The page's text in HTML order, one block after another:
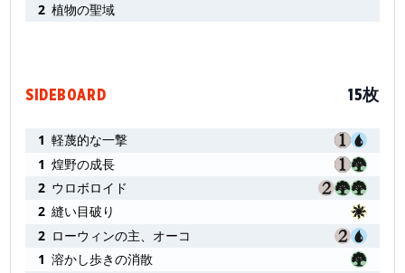
2 植物の聖域
SIDEBOARD 15枚
1 軽蔑的な一撃
1 煌野の成長
2 ウロボロイド
2 縫い目破り
2 ローウィンの主、オーコ
1 溶かし歩きの消散